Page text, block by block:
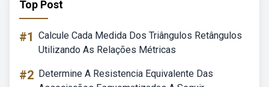
Top Post
#1 Calcule Cada Medida Dos Triângulos Retângulos
Utilizando As Relações Métricas
#2 Determine A Resistencia Equivalente Das